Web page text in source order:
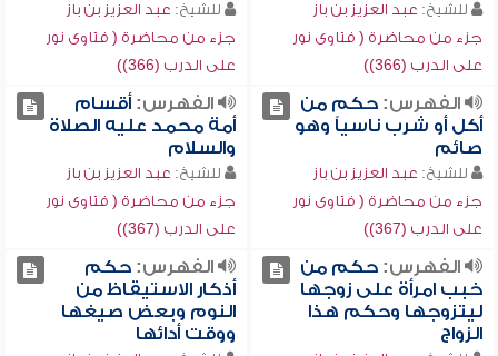
للشيخ: عبد العزيز بن باز
جزء من محاضرة ( فتاوى نور
على الدرب (366))
للشيخ: عبد العزيز بن باز
جزء من محاضرة ( فتاوى نور
على الدرب (366))
الفهرس:حكم من
أكل أو شرب ناسياً وهو
صائم
للشيخ: عبد العزيز بن باز
جزء من محاضرة ( فتاوى نور
على الدرب (367))
الفهرس:أقسام
أمة محمد عليه الصلاة
والسلام
للشيخ: عبد العزيز بن باز
جزء من محاضرة ( فتاوى نور
على الدرب (367))
الفهرس:حكم من
خبب امرأة على زوجها
ليتزوجها وحكم هذا
الزواج
الفهرس:حكم
أذكار الاستيقاظ من
النوم وبعض صيغها
ووقت أدائها